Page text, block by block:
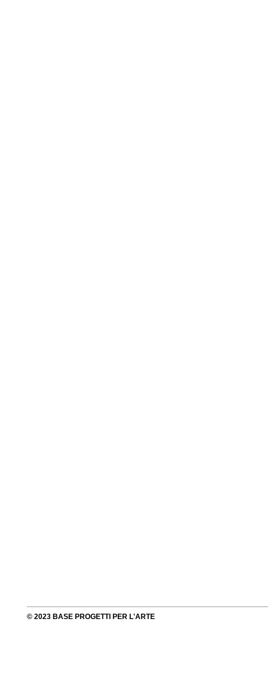
© 2023 BASE PROGETTI PER L'ARTE